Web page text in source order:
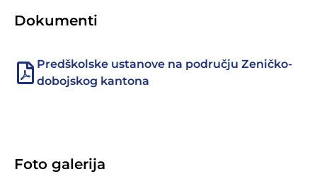
Dokumenti
Predškolske ustanove na području Zeničko-
dobojskog kantona
Foto galerija